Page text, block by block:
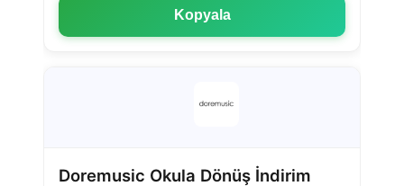
Kopyala
Doremusic Okula Dönüş İndirim